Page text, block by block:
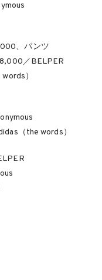
、パンツ
／BELPER
）
（the words）